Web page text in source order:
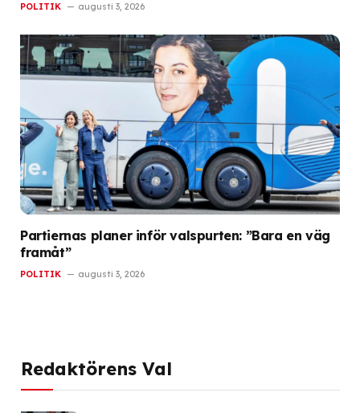
POLITIK augusti 3, 2026
Partiernas planer inför valspurten: ”Bara en väg
framåt”
POLITIK augusti 3, 2026
Redaktörens Val